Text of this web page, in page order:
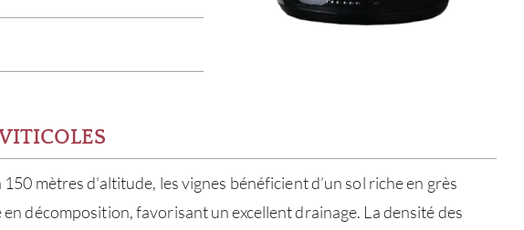
150 mètres d'altitude, les vignes bénéficient d’un sol riche en grès
en décomposition, favorisant un excellent drainage. La densité des